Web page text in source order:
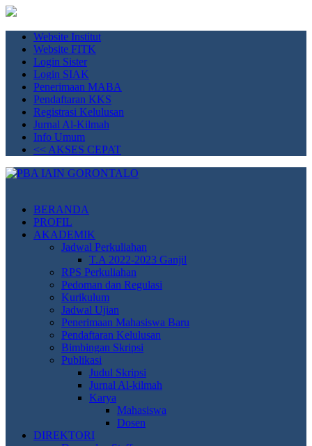
Website Institut
Website FITK
Login Sister
Login SIAK
Penerimaan MABA
Pendaftaran KKS
Registrasi Kelulusan
Jurnal Al-Kilmah
Info Umum
<< AKSES CEPAT
Profesional.BERANDA
PROFIL
AKADEMIK
Jadwal Perkuliahan
T.A 2022-2023 Ganjil
RPS Perkuliahan
Pedoman dan Regulasi
Kurikulum
Jadwal Ujian
Penerimaan Mahasiswa Baru
Pendaftaran Kelulusan
Bimbingan Skripsi
Publikasi
Judul Skripsi
Jurnal Al-kilmah
Karya
Mahasiswa
Dosen
DIREKTORI